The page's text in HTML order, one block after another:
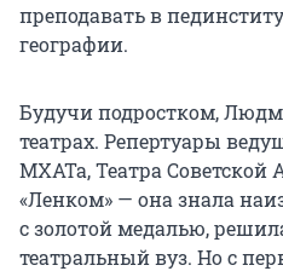
преподавать в
географии.
Будучи подростком,
театрах. Репертуары
МХАТа, Театра Советской
«Ленком» — она знала
с золотой медалью,
театральный вуз. Но с